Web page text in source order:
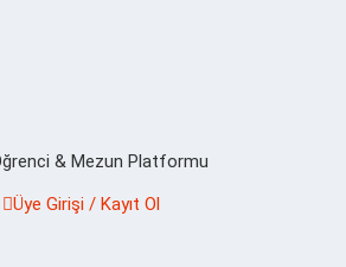
& Mezun Platformu
Üye Girişi / Kayıt Ol